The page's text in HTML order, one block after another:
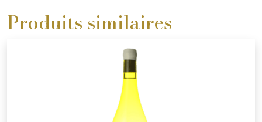
Produits similaires